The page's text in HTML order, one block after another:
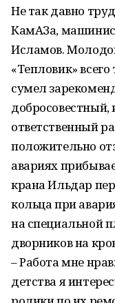
Не так давно
КамАЗа,
Исламов.
«Тепловик»
сумел
ответственный
положительно
авариях
крана Ильдар
кольца при
на специальной
дворников на
– Работа мне
детства я